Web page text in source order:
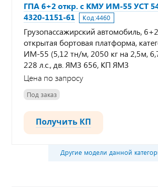
ГПА 6+2 откр. с КМУ ИМ-55 УСТ
4320-1151-61
Код:4460
Грузопассажирский автомобиль,
открытая бортовая платформа,
ИМ-55 (5,12 тн/м, 2050 кг на 2,5м,
228 л.с., дв. ЯМЗ 656, КП ЯМЗ
Цена по запросу
Под заказ
Получить КП
Другие модели данной